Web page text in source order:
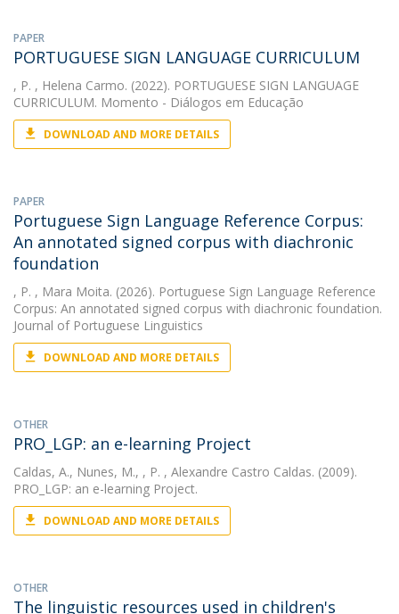
PAPER
PORTUGUESE SIGN LANGUAGE CURRICULUM
, P. , Helena Carmo. (2022). PORTUGUESE SIGN LANGUAGE
CURRICULUM. Momento - Diálogos em Educação
DOWNLOAD AND MORE DETAILS
PAPER
Portuguese Sign Language Reference Corpus:
An annotated signed corpus with diachronic
foundation
, P. , Mara Moita. (2026). Portuguese Sign Language Reference
Corpus: An annotated signed corpus with diachronic foundation.
Journal of Portuguese Linguistics
DOWNLOAD AND MORE DETAILS
OTHER
PRO_LGP: an e-learning Project
Caldas, A., Nunes, M., , P. , Alexandre Castro Caldas. (2009).
PRO_LGP: an e-learning Project.
DOWNLOAD AND MORE DETAILS
OTHER
The linguistic resources used in children's